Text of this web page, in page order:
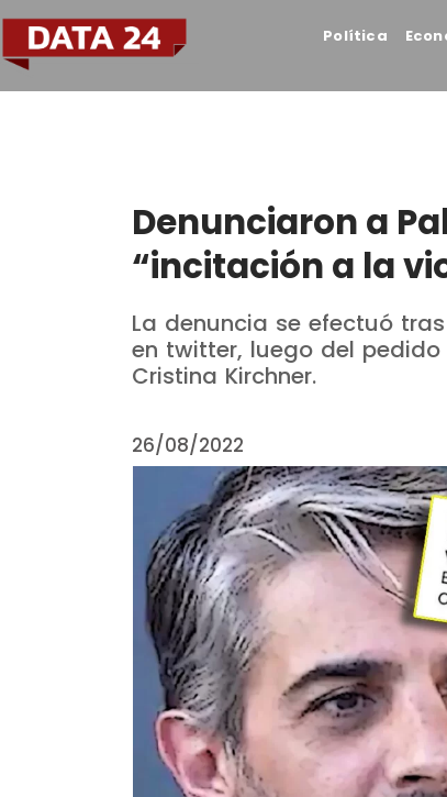
Política
Denunciaron a
“incitación a la
La denuncia se efectuó
en twitter, luego del
Cristina Kirchner.
26/08/2022